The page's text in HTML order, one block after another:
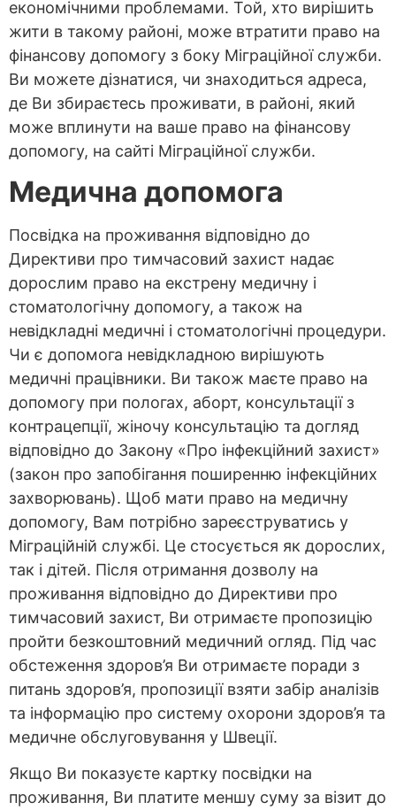
економічними проблемами. Той, хто вирішить
жити в такому районі, може втратити право на
фінансову допомогу з боку Міграційної служби.
Ви можете дізнатися, чи знаходиться адреса,
де Ви збираєтесь проживати, в районі, який
може вплинути на ваше право на фінансову
допомогу, на сайті Міграційної служби.
Медична допомога
Посвідка на проживання відповідно до
Директиви про тимчасовий захист надає
дорослим право на екстрену медичну і
стоматологічну допомогу, а також на
невідкладні медичні і стоматологічні процедури.
Чи є допомога невідкладною вирішують
медичні працівники. Ви також маєте право на
допомогу при пологах, аборт, консультації з
контрацепції, жіночу консультацію та догляд
відповідно до Закону «Про інфекційний захист»
(закон про запобігання поширенню інфекційних
захворювань). Щоб мати право на медичну
допомогу, Вам потрібно зареєструватись у
Міграційній службі. Це стосується як дорослих,
так і дітей. Після отримання дозволу на
проживання відповідно до Директиви про
тимчасовий захист, Ви отримаєте пропозицію
пройти безкоштовний медичний огляд. Під час
обстеження здоров’я Ви отримаєте поради з
питань здоров’я, пропозиції взяти забір аналізів
та інформацію про систему охорони здоров’я та
медичне обслуговування у Швеції.
Якщо Ви показуєте картку посвідки на
проживання, Ви платите меншу суму за візит до